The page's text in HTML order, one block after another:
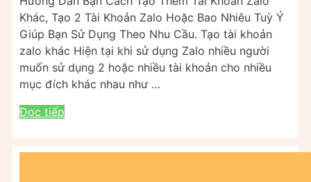
Khác, Tạo 2 Tài Khoản Zalo Hoặc Bao Nhiêu Tuỳ Ý
Giúp Bạn Sử Dụng Theo Nhu Cầu. Tạo tài khoản
zalo khác Hiện tại khi sử dụng Zalo nhiều người
muốn sử dụng 2 hoặc nhiều tài khoản cho nhiều
mục đích khác nhau như …
Đọc tiếp